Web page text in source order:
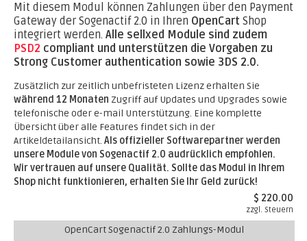
Mit diesem Modul können Zahlungen über den Payment
Gateway der Sogenactif 2.0 in Ihren OpenCart Shop
integriert werden. Alle sellxed Module sind zudem
PSD2 compliant und unterstützen die Vorgaben zu
Strong Customer authentication sowie 3DS 2.0.
Zusätzlich zur zeitlich unbefristeten Lizenz erhalten Sie
während 12 Monaten Zugriff auf Updates und Upgrades sowie
telefonische oder e-mail Unterstützung. Eine komplette
Übersicht über alle Features findet sich in der
Artikeldetailansicht. Als offizieller Softwarepartner werden
unsere Module von Sogenactif 2.0 audrücklich empfohlen.
Wir vertrauen auf unsere Qualität. Sollte das Modul in Ihrem
Shop nicht funktionieren, erhalten Sie Ihr Geld zurück!
$ 220.00
zzgl. Steuern
OpenCart Sogenactif 2.0 Zahlungs-Modul